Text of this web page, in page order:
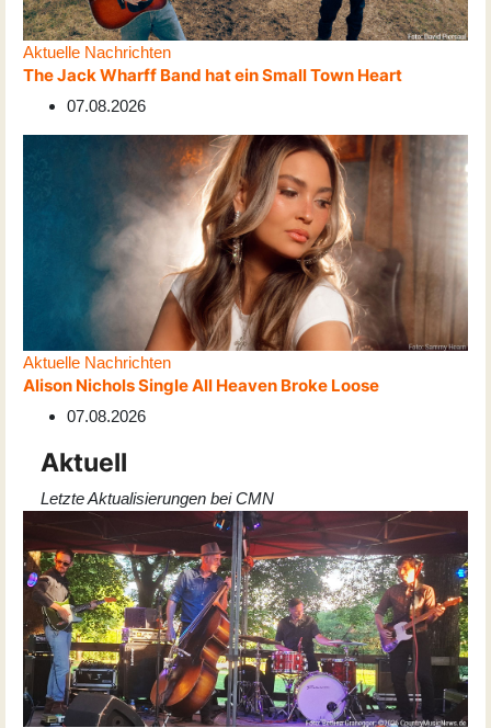
Aktuelle Nachrichten
The Jack Wharff Band hat ein Small Town Heart
07.08.2026
Aktuelle Nachrichten
Alison Nichols Single All Heaven Broke Loose
07.08.2026
Aktuell
Letzte Aktualisierungen bei CMN